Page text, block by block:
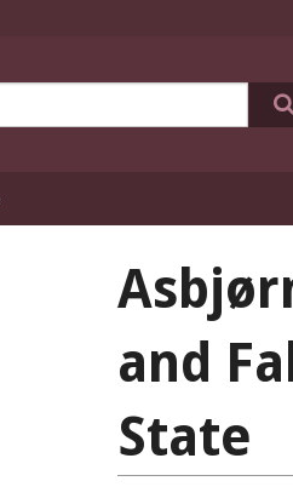
and
State